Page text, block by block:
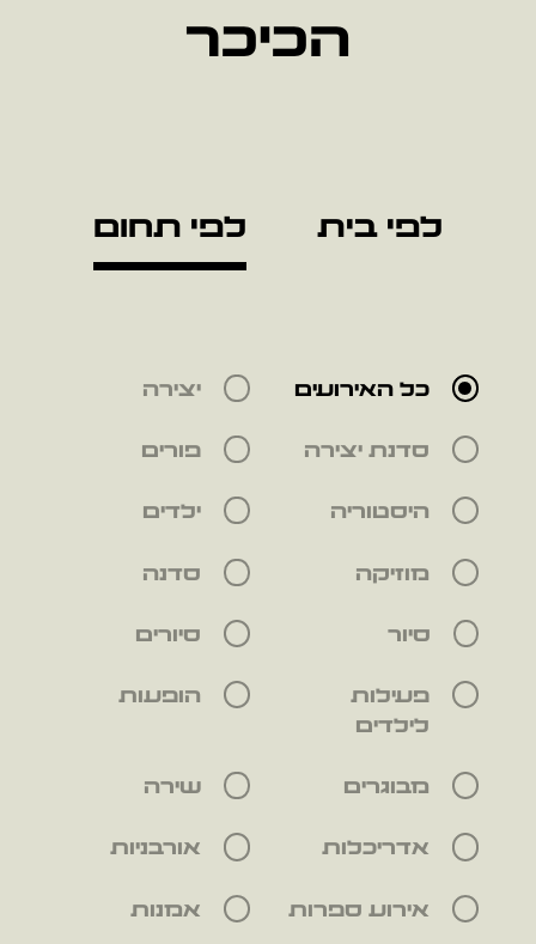
הכיכר
לפי בית לפי תחום
כל האירועים יצירה
סדנת יצירה פורים
היסטוריה ילדים
מוזיקה סדנה
סיור סיורים
פעילות
לילדים
הופעות
מבוגרים שירה
אדריכלות אורבניות
אירוע ספרות אמנות